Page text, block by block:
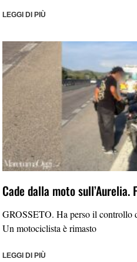
LEGGI DI PIÙ
Cade dalla moto
GROSSETO. Ha perso il controllo
Un motociclista è rimasto
LEGGI DI PIÙ